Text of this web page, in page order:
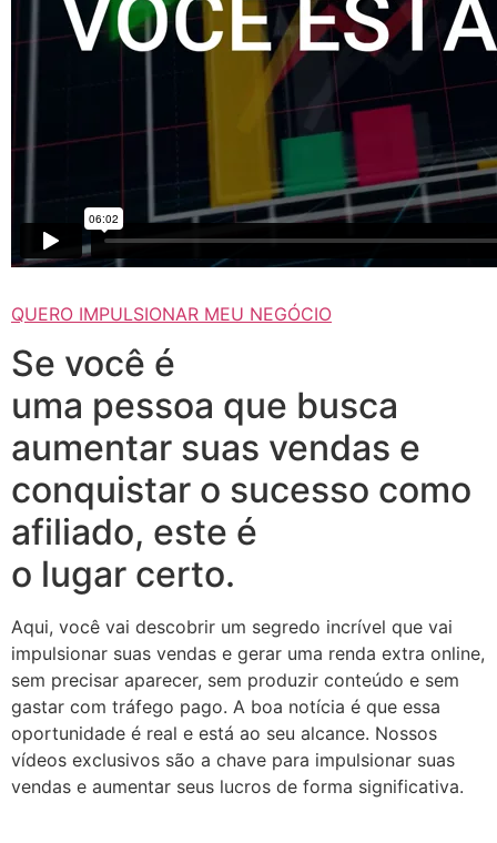
QUERO IMPULSIONAR MEU NEGÓCIO
Se você é
uma pessoa que busca
aumentar suas vendas e
conquistar o sucesso como
afiliado, este é
o lugar certo.
Aqui, você vai descobrir um segredo incrível que vai
impulsionar suas vendas e gerar uma renda extra online,
sem precisar aparecer, sem produzir conteúdo e sem
gastar com tráfego pago. A boa notícia é que essa
oportunidade é real e está ao seu alcance. Nossos
vídeos exclusivos são a chave para impulsionar suas
vendas e aumentar seus lucros de forma significativa.